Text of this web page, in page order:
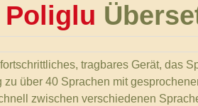
Poliglu
tragbares Gerät, das
zu über 40 Sprachen mit
zwischen verschiedenen